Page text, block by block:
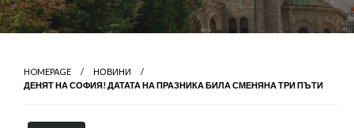
HOMEPAGE
НОВИНИ
ДЕНЯТ НА СОФИЯ! ДАТАТА НА ПРАЗНИКА БИЛА СМЕНЯНА ТРИ ПЪТИ